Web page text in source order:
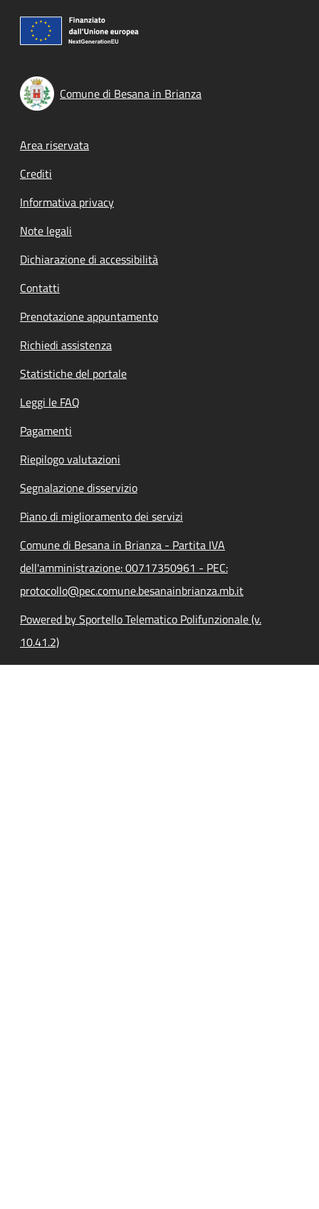
Comune di Besana in Brianza
Footer menu
Area riservata
Crediti
Informativa privacy
Note legali
Dichiarazione di accessibilità
Contatti
Prenotazione appuntamento
Richiedi assistenza
Statistiche del portale
Leggi le FAQ
Pagamenti
Riepilogo valutazioni
Segnalazione disservizio
Piano di miglioramento dei servizi
Comune di Besana in Brianza - Partita IVA
dell'amministrazione: 00717350961 - PEC:
protocollo@pec.comune.besanainbrianza.mb.it
Powered by Sportello Telematico Polifunzionale (v.
10.41.2)